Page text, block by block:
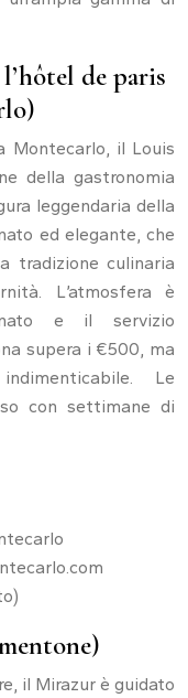
de paris
Montecarlo, il Louis
della gastronomia
leggendaria della
ed elegante, che
tradizione culinaria
L’atmosfera è
e il servizio
supera i €500, ma
Le
con settimane di
il Mirazur è guidato